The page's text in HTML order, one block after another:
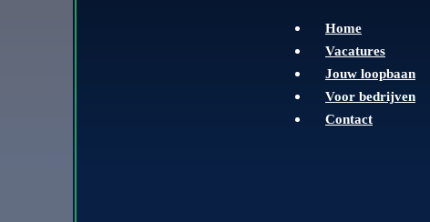
Home
Vacatures
Jouw loopbaan
Voor bedrijven
Contact